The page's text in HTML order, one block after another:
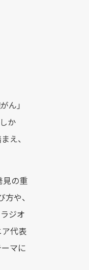
ん」
か
え、
見の重
や、
ジオ
代表
マに